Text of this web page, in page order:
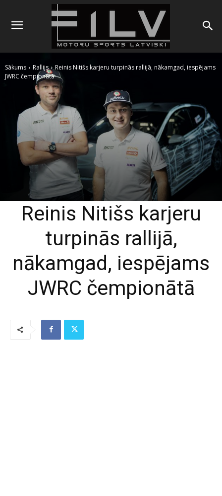
Sākums Rallijs
Reinis Nitišs karjeru turpinās rallijā, nākamgad, iespējams
JWRC čempionātā
Reinis Nitišs karjeru
turpinās rallijā,
nākamgad, iespējams
JWRC čempionātā